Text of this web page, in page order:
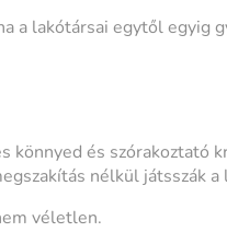
a lakótársai egytől egyig
könnyed és szórakoztató
nélkül játsszák
véletlen.